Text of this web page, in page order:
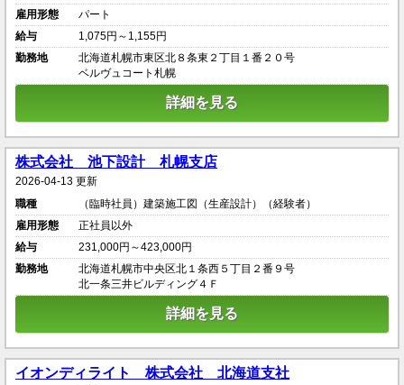
雇用形態
パート
給与
1,075円～1,155円
勤務地
北海道札幌市東区北８条東２丁目１番２０号
ベルヴュコート札幌
詳細を見る
株式会社 池下設計 札幌支店
2026-04-13 更新
職種
（臨時社員）建築施工図（生産設計）（経験者）
雇用形態
正社員以外
給与
231,000円～423,000円
勤務地
北海道札幌市中央区北１条西５丁目２番９号
北一条三井ビルディング４Ｆ
詳細を見る
イオンディライト 株式会社 北海道支社